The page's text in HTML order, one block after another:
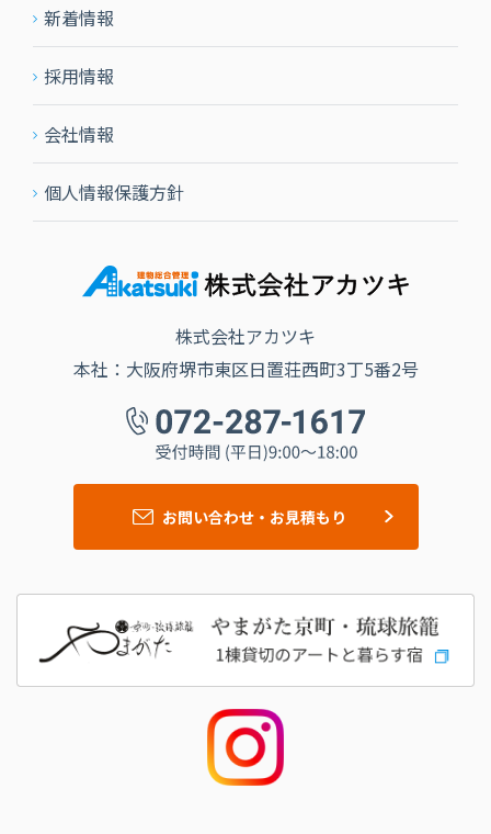
株式会社アカツキ
本社：大阪府堺市東区日置荘西町3丁5番2号
お問い合わせ・お見積もり
新着情報
採用情報
会社情報
個人情報保護方針